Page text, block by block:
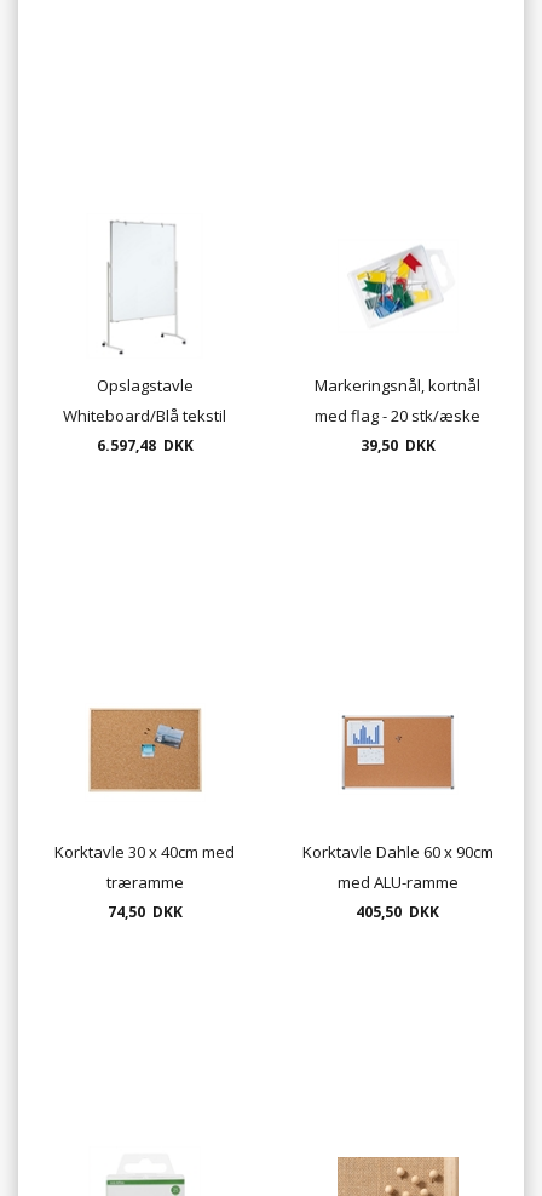
Opslagstavle
Whiteboard/Blå tekstil
vendbar 150 x 120cm eller
6.597,48 DKK
Markeringsnål, kortnål
med flag - 20 stk/æske
39,50 DKK
Korktavle 30 x 40cm med
træramme
74,50 DKK
Korktavle Dahle 60 x 90cm
med ALU-ramme
405,50 DKK